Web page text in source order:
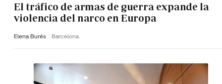
El tráfico de armas de guerra expande la
violencia del narco en Europa
Elena Burés Barcelona